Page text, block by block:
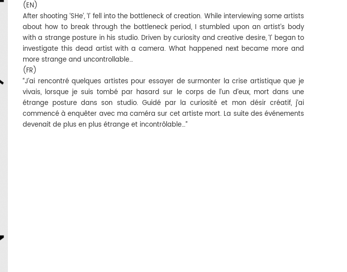
(EN)
After shooting ‘SHe’, ‘I’ fell into the bottleneck of creation. While interviewing some artists
about how to break through the bottleneck period, I stumbled upon an artist’s body
with a strange posture in his studio. Driven by curiosity and creative desire, ‘I’ began to
investigate this dead artist with a camera. What happened next became more and
more strange and uncontrollable…
(FR)
“J’ai rencontré quelques artistes pour essayer de surmonter la crise artistique que je
vivais, lorsque je suis tombé par hasard sur le corps de l’un d’eux, mort dans une
étrange posture dans son studio. Guidé par la curiosité et mon désir créatif, j’ai
commencé à enquêter avec ma caméra sur cet artiste mort. La suite des événements
devenait de plus en plus étrange et incontrôlable…”